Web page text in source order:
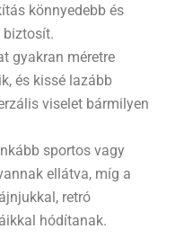
könnyedebb és
biztosít.
gyakran méretre
és kissé lazább
viselet bármilyen
sportos vagy
ellátva, míg a
retró
hódítanak.